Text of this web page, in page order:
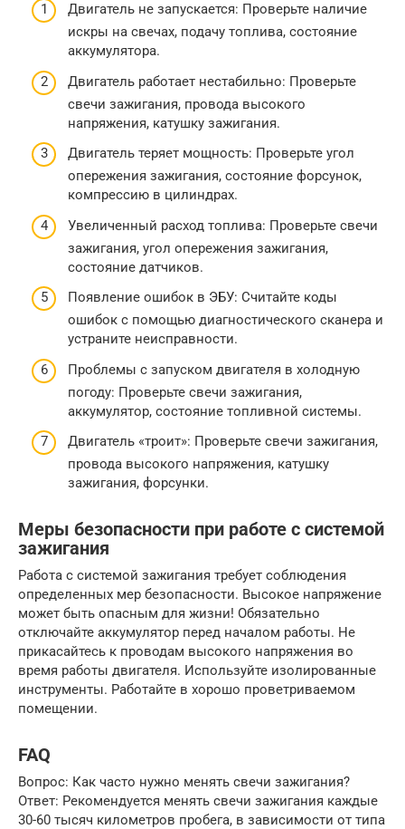
Двигатель не запускается: Проверьте наличие
искры на свечах, подачу топлива, состояние
аккумулятора.
Двигатель работает нестабильно: Проверьте
свечи зажигания, провода высокого
напряжения, катушку зажигания.
Двигатель теряет мощность: Проверьте угол
опережения зажигания, состояние форсунок,
компрессию в цилиндрах.
Увеличенный расход топлива: Проверьте свечи
зажигания, угол опережения зажигания,
состояние датчиков.
Появление ошибок в ЭБУ: Считайте коды
ошибок с помощью диагностического сканера и
устраните неисправности.
Проблемы с запуском двигателя в холодную
погоду: Проверьте свечи зажигания,
аккумулятор, состояние топливной системы.
Двигатель «троит»: Проверьте свечи зажигания,
провода высокого напряжения, катушку
зажигания, форсунки.
Меры безопасности при работе с системой
зажигания
Работа с системой зажигания требует соблюдения
определенных мер безопасности. Высокое напряжение
может быть опасным для жизни! Обязательно
отключайте аккумулятор перед началом работы. Не
прикасайтесь к проводам высокого напряжения во
время работы двигателя. Используйте изолированные
инструменты. Работайте в хорошо проветриваемом
помещении.
FAQ
Вопрос: Как часто нужно менять свечи зажигания?
Ответ: Рекомендуется менять свечи зажигания каждые
30-60 тысяч километров пробега, в зависимости от типа